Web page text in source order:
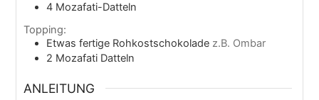
4 Mozafati-Datteln
Topping:
Etwas fertige Rohkostschokolade z.B. Ombar
2 Mozafati Datteln
ANLEITUNG